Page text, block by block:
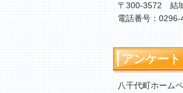
〒300-3572 結
電話番号：0296-
アンケート
八千代町ホーム